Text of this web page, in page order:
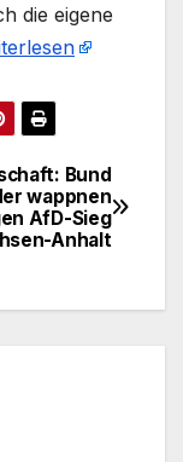
die eigene
Bund
wappnen
AfD-Sieg
Anhalt